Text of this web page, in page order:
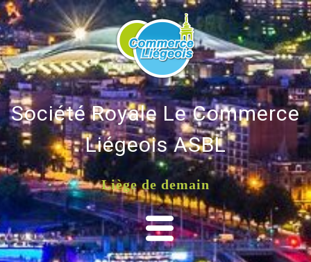
Société Royale Le Commerce
Liégeois ASBL
Liège de demain